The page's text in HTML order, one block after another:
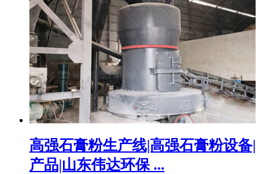
高强石膏粉生产线|高强石膏粉设备|
产品|山东伟达环保 ...